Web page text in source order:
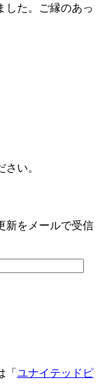
した。ご縁のあっ
さい。
新をメールで受信
「 ユナイテッドピ